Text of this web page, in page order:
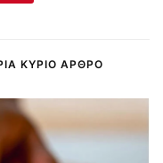
ΚΎΡΙΟ ΆΡΘΡΟ